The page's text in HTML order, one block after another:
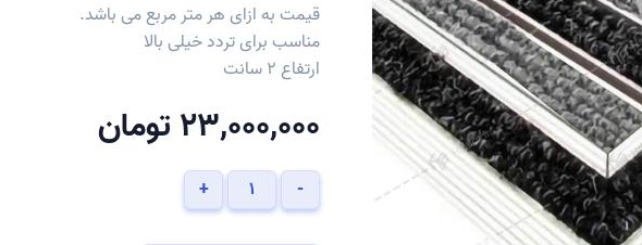
قیمت به ازای هر متر مربع می باشد.
مناسب برای تردد خیلی بالا
ارتفاع 2 سانت
23,000,000تومان
-
پادری
آلومینیومی
+